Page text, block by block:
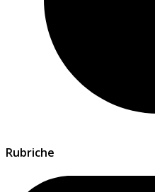
Rubriche